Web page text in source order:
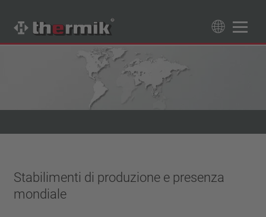
Trova il tuo prodotto
Tipo interruttore
Campo di temperatura
1,6 A – 7,5 A
4 A – 25 A
Resettaggio
Stabilimenti di produzione e presenza
mondiale